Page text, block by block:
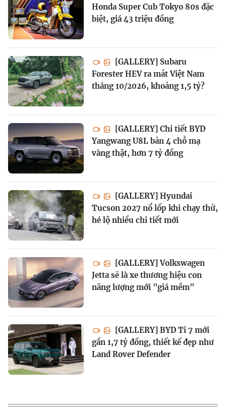
Honda Super Cub Tokyo 80s đặc
biệt, giá 43 triệu đồng
[GALLERY] Subaru
Forester HEV ra mắt Việt Nam
tháng 10/2026, khoảng 1,5 tỷ?
[GALLERY] Chi tiết BYD
Yangwang U8L bản 4 chỗ mạ
vàng thật, hơn 7 tỷ đồng
[GALLERY] Hyundai
Tucson 2027 nổ lốp khi chạy thử,
hé lộ nhiều chi tiết mới
[GALLERY] Volkswagen
Jetta sẽ là xe thương hiệu con
năng lượng mới "giá mềm"
[GALLERY] BYD Ti 7 mới
gần 1,7 tỷ đồng, thiết kế đẹp như
Land Rover Defender